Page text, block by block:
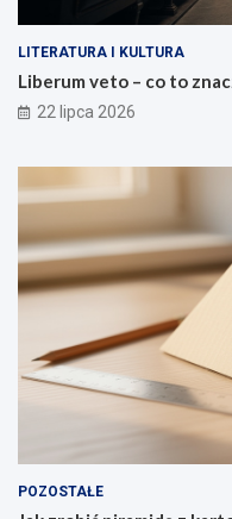
LITERATURA I KULTURA
Liberum veto – co to
22 lipca 2026
POZOSTAŁE